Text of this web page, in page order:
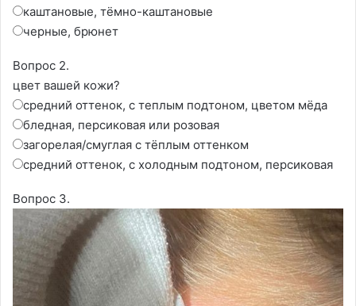
каштановые, тëмно-каштановые
черные, брюнет
Вопрос 2.
цвет вашей кожи?
средний оттенок, с теплым подтоном, цветом мёда
бледная, персиковая или розовая
загорелая/смуглая с тёплым оттенком
средний оттенок, с холодным подтоном, персиковая
Вопрос 3.